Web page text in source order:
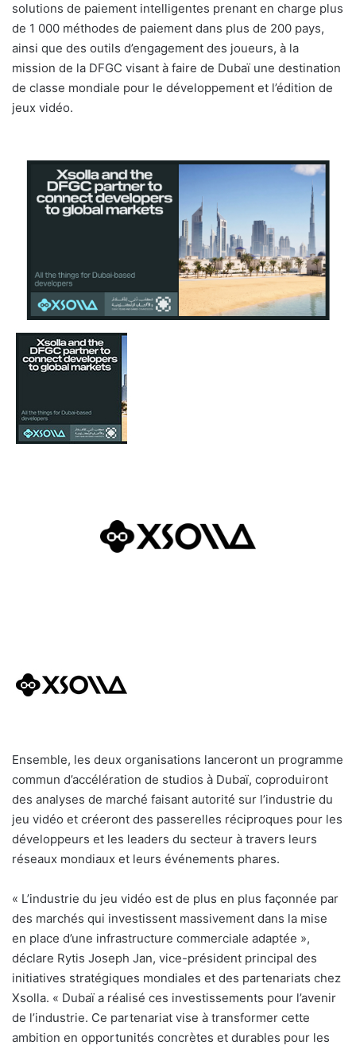
solutions de paiement intelligentes prenant en charge plus
de 1 000 méthodes de paiement dans plus de 200 pays,
ainsi que des outils d’engagement des joueurs, à la
mission de la DFGC visant à faire de Dubaï une destination
de classe mondiale pour le développement et l’édition de
jeux vidéo.
Ensemble, les deux organisations lanceront un programme
commun d’accélération de studios à Dubaï, coproduiront
des analyses de marché faisant autorité sur l’industrie du
jeu vidéo et créeront des passerelles réciproques pour les
développeurs et les leaders du secteur à travers leurs
réseaux mondiaux et leurs événements phares.
« L’industrie du jeu vidéo est de plus en plus façonnée par
des marchés qui investissent massivement dans la mise
en place d’une infrastructure commerciale adaptée »,
déclare Rytis Joseph Jan, vice-président principal des
initiatives stratégiques mondiales et des partenariats chez
Xsolla. « Dubaï a réalisé ces investissements pour l’avenir
de l’industrie. Ce partenariat vise à transformer cette
ambition en opportunités concrètes et durables pour les